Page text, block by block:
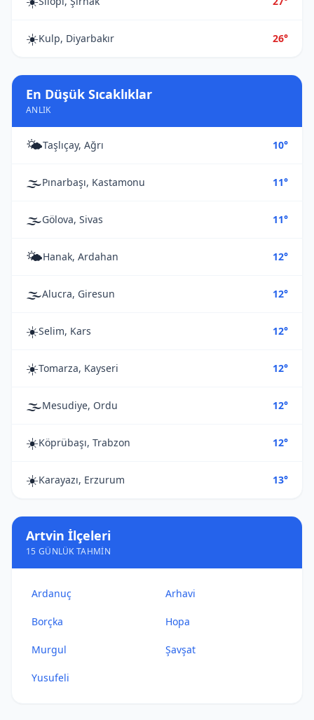
☀️Kulp, Diyarbakır 26°
En Düşük Sıcaklıklar
ANLIK
🌤️Taşlıçay, Ağrı 10°
🌫️Pınarbaşı, Kastamonu 11°
🌫️Gölova, Sivas 11°
🌤️Hanak, Ardahan 12°
🌫️Alucra, Giresun 12°
☀️Selim, Kars 12°
☀️Tomarza, Kayseri 12°
🌫️Mesudiye, Ordu 12°
☀️Köprübaşı, Trabzon 12°
☀️Karayazı, Erzurum 13°
Artvin İlçeleri
15 GÜNLÜK TAHMIN
Ardanuç Arhavi
Borçka Hopa
Murgul Şavşat
Yusufeli